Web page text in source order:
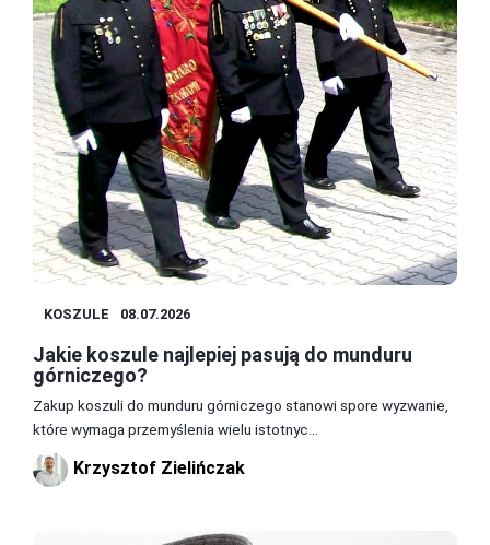
KOSZULE 08.07.2026
Jakie koszule najlepiej pasują do munduru
górniczego?
Zakup koszuli do munduru górniczego stanowi spore wyzwanie,
które wymaga przemyślenia wielu istotnyc...
Krzysztof Zielińczak